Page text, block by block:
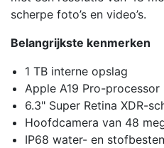
scherpe foto’s en video’s.
Belangrijkste kenmerken
1 TB interne opslag
Apple A19 Pro-processor
6.3" Super Retina XDR-
Hoofdcamera van 48
IP68 water- en